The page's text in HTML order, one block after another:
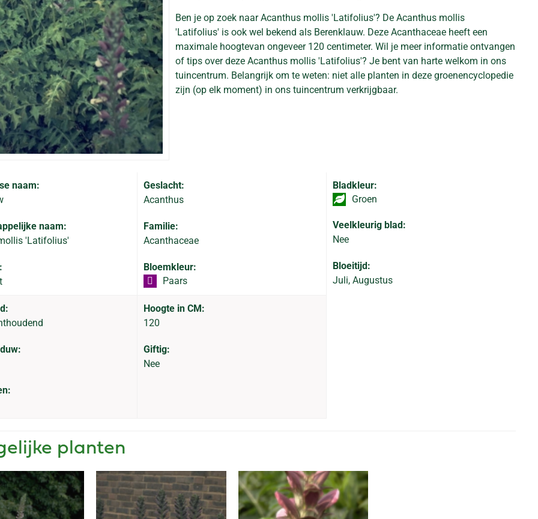
Ben je op zoek naar Acanthus mollis 'Latifolius'? De Acanthus mollis
'Latifolius' is ook wel bekend als Berenklauw. Deze Acanthaceae heeft een
maximale hoogtevan ongeveer 120 centimeter. Wil je meer informatie ontvangen
of tips over deze Acanthus mollis 'Latifolius'? Je bent van harte welkom in ons
tuincentrum. Belangrijk om te weten: niet alle planten in deze groenencyclopedie
zijn (op elk moment) in ons tuincentrum verkrijgbaar.
naam:
naam:
'Latifolius'
Geslacht:
Acanthus
Familie:
Acanthaceae
Bloemkleur:
Paars
Bladkleur:
Groen
Veelkleurig blad:
Nee
Bloeitijd:
Juli, Augustus
Hoogte in CM:
120
Giftig:
Nee
planten